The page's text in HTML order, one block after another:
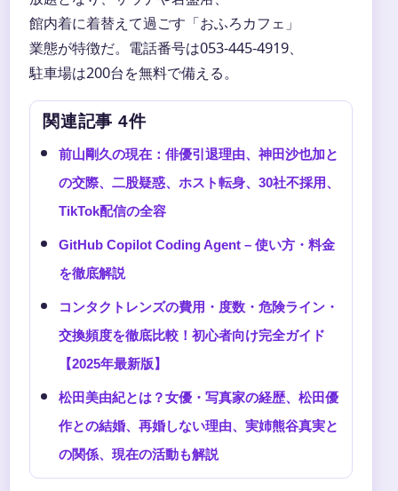
館内着に着替えて過ごす「おふろカフェ」
業態が特徴だ。電話番号は053-445-4919、
駐車場は200台を無料で備える。
関連記事 4件
前山剛久の現在：俳優引退理由、神田沙也加と
の交際、二股疑惑、ホスト転身、30社不採用、
TikTok配信の全容
GitHub Copilot Coding Agent – 使い方・料金
を徹底解説
コンタクトレンズの費用・度数・危険ライン・
交換頻度を徹底比較！初心者向け完全ガイド
【2025年最新版】
松田美由紀とは？女優・写真家の経歴、松田優
作との結婚、再婚しない理由、実姉熊谷真実と
の関係、現在の活動も解説